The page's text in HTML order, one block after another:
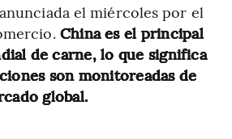
el miércoles por el
China es el principal
de carne, lo que significa
son monitoreadas de
global.